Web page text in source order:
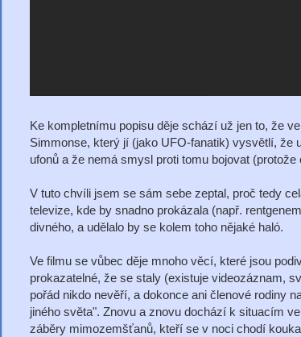
Ke kompletnímu popisu děje schází už jen to, že
Simmonse, který jí (jako UFO-fanatik) vysvětlí, že
ufonů a že nemá smysl proti tomu bojovat
V tuto chvíli jsem se sám sebe zeptal, proč tedy
televize, kde by snadno prokázala (např.
divného, a udělalo by se kolem toho nějaké haló.
Ve filmu se vůbec děje mnoho věcí, které jsou
prokazatelné, že se staly (existuje videozáznam,
pořád nikdo nevěří, a dokonce ani členové rodiny
jiného světa". Znovu a znovu dochází k situacím
záběry mimozemšťanů, kteří se v noci chodí